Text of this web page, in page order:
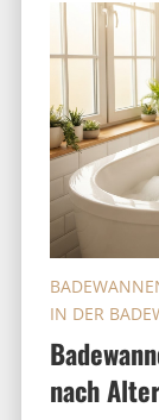
nach
IN DER